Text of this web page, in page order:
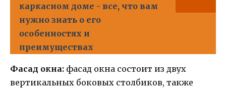
каркасном доме - все, что вам
нужно знать о его
особенностях и
преимуществах
Фасад окна: фасад окна состоит из двух
вертикальных боковых столбиков, также